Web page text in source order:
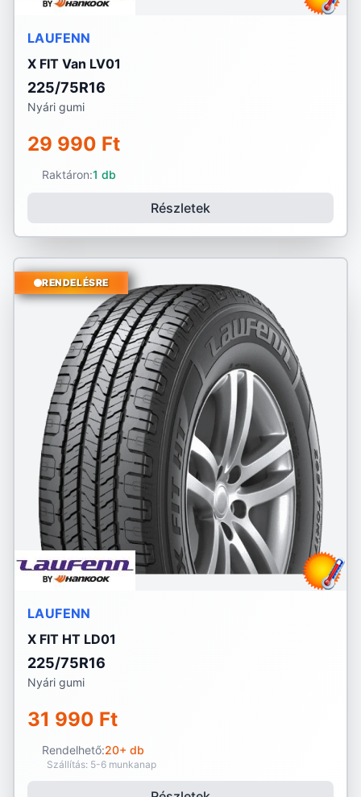
LAUFENN
X FIT Van LV01
225/75R16
Nyári gumi
29 990 Ft
Raktáron:1 db
Részletek
RENDELÉSRE
LAUFENN
X FIT HT LD01
225/75R16
Nyári gumi
31 990 Ft
Rendelhető:20+ db
Szállítás: 5-6 munkanap